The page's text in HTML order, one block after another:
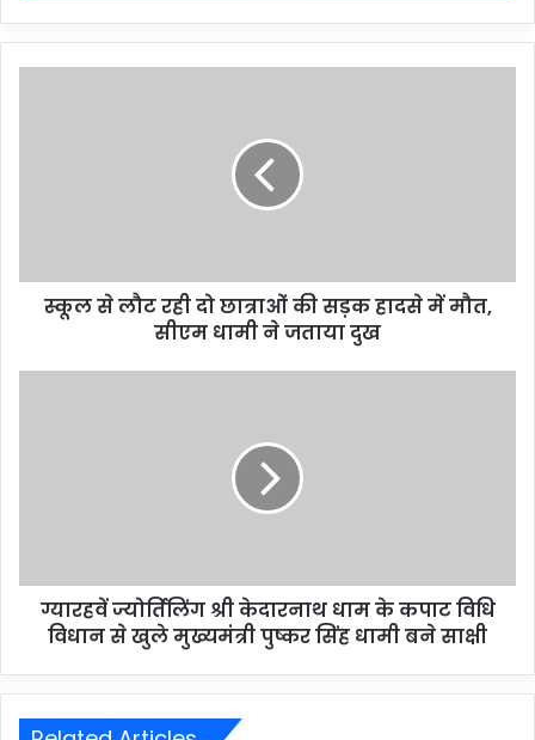
स्कूल से लौट रही दो छात्राओं की सड़क हादसे में मौत,
सीएम धामी ने जताया दुख
ग्यारहवें ज्योर्तिलिंग श्री केदारनाथ धाम के कपाट विधि
विधान से खुले मुख्यमंत्री पुष्कर सिंह धामी बने साक्षी